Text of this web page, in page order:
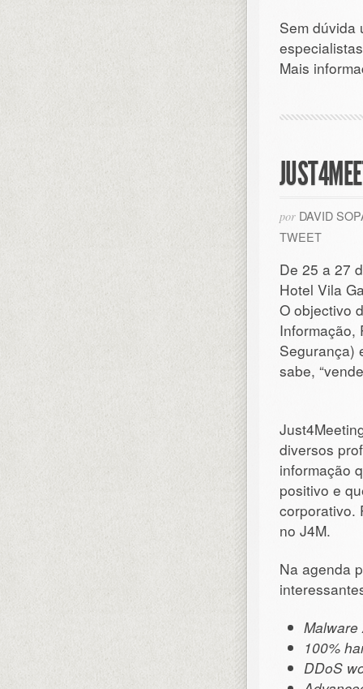
Sem dúvida
Mais
por DAVID
TWEET
De 25 a 27
Hotel Vila
O objectivo
Segurança)
sabe,
diversos
informação
positivo e
corporativo.
no J4M.
Na agenda
100%
DDoS